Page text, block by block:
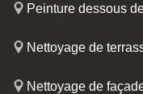
Peinture dessous
Nettoyage de
Nettoyage de